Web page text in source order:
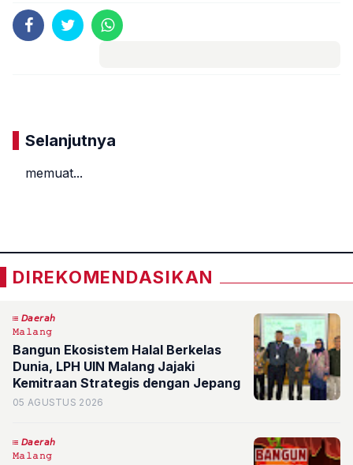
Selanjutnya
memuat...
DIREKOMENDASIKAN
𝘋𝘢𝘦𝘳𝘢𝘩
𝙼𝚊𝚕𝚊𝚗𝚐
Bangun Ekosistem Halal Berkelas
Dunia, LPH UIN Malang Jajaki
Kemitraan Strategis dengan Jepang
05 AGUSTUS 2026
𝘋𝘢𝘦𝘳𝘢𝘩
𝙼𝚊𝚕𝚊𝚗𝚐